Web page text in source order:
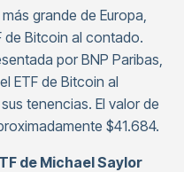
grande de Europa,
de Bitcoin al contado.
por BNP Paribas,
ETF de Bitcoin al
tenencias. El valor de
$41.684.
de Michael Saylor